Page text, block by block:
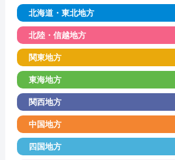
北海道・東北地方
北陸・信越地方
関東地方
東海地方
関西地方
中国地方
四国地方